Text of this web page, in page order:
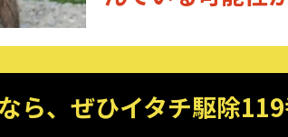
ら、ぜひイタチ駆除